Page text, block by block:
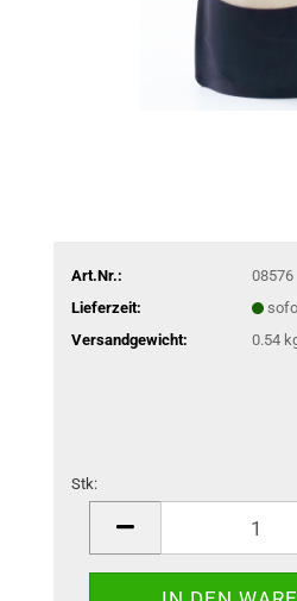
Art.Nr.:
08576
Lieferzeit:
Versandgewicht:
0.54
Stk: